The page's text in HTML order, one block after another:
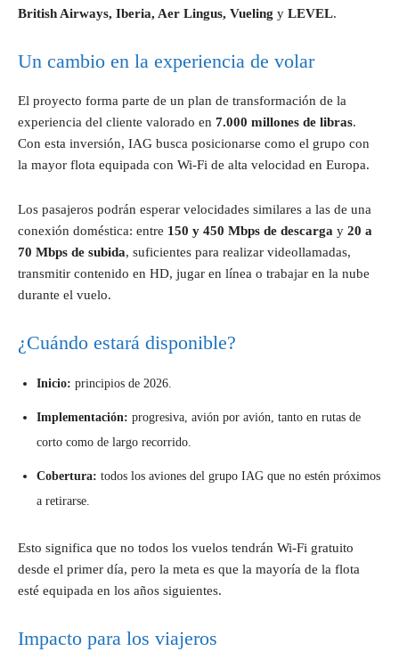
British Airways, Iberia, Aer Lingus, Vueling y LEVEL.
Un cambio en la experiencia de volar
El proyecto forma parte de un plan de transformación de la
experiencia del cliente valorado en 7.000 millones de libras.
Con esta inversión, IAG busca posicionarse como el grupo con
la mayor flota equipada con Wi-Fi de alta velocidad en Europa.
Los pasajeros podrán esperar velocidades similares a las de una
conexión doméstica: entre 150 y 450 Mbps de descarga y 20 a
70 Mbps de subida, suficientes para realizar videollamadas,
transmitir contenido en HD, jugar en línea o trabajar en la nube
durante el vuelo.
¿Cuándo estará disponible?
Inicio: principios de 2026.
Implementación: progresiva, avión por avión, tanto en rutas de
corto como de largo recorrido.
Cobertura: todos los aviones del grupo IAG que no estén próximos
a retirarse.
Esto significa que no todos los vuelos tendrán Wi-Fi gratuito
desde el primer día, pero la meta es que la mayoría de la flota
esté equipada en los años siguientes.
Impacto para los viajeros